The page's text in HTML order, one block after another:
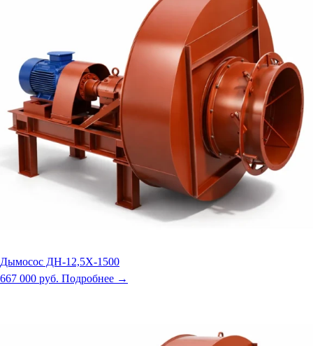
Дымосос ДН-12,5Х-1500
667 000 руб. Подробнее →